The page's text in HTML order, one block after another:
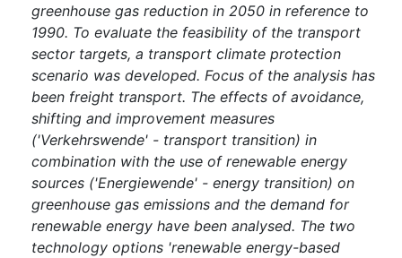
greenhouse gas reduction in 2050 in reference to
1990. To evaluate the feasibility of the transport
sector targets, a transport climate protection
scenario was developed. Focus of the analysis has
been freight transport. The effects of avoidance,
shifting and improvement measures
('Verkehrswende' - transport transition) in
combination with the use of renewable energy
sources ('Energiewende' - energy transition) on
greenhouse gas emissions and the demand for
renewable energy have been analysed. The two
technology options 'renewable energy-based